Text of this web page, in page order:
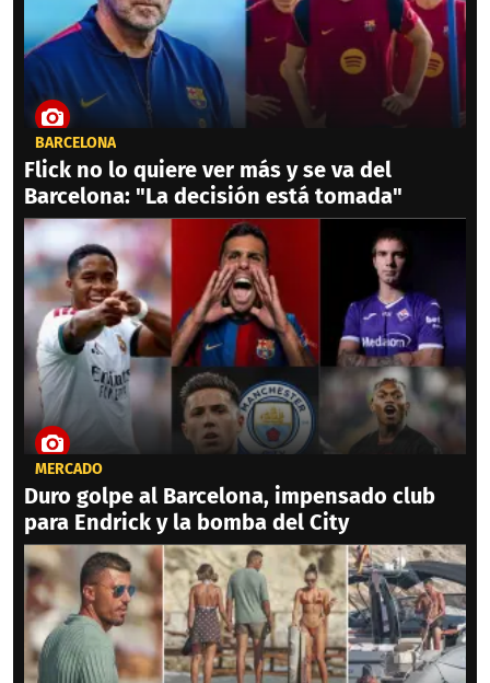
BARCELONA
Flick no lo quiere ver más y se va del
Barcelona: "La decisión está tomada"
MERCADO
Duro golpe al Barcelona, impensado club
para Endrick y la bomba del City